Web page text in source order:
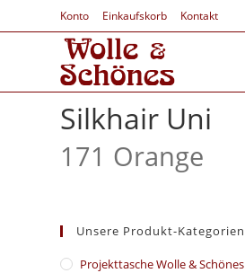
Konto Einkaufskorb Kontakt
Silkhair Uni
171 Orange
Unsere Produkt-Kategorien
​Projekttasche Wolle & Schönes